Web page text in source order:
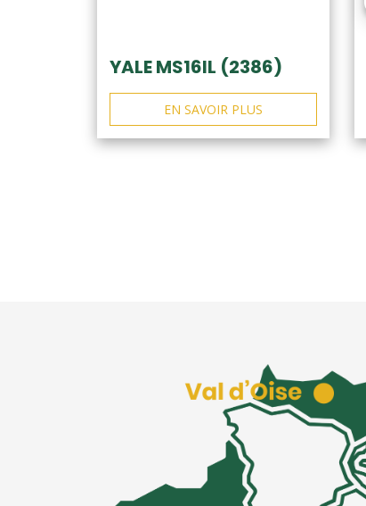
YALE MS16IL (2386)
EN SAVOIR PLUS